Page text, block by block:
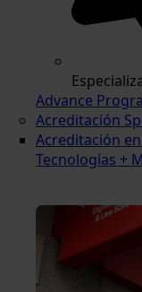
Advance
Acreditación
Acreditación
Tecnologías +